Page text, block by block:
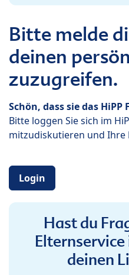
Bitte melde
deinen
zuzugreifen.
Schön, dass sie das
Bitte loggen Sie sich im
mitzudiskutieren und Ihre
Login
Hast du
deinen